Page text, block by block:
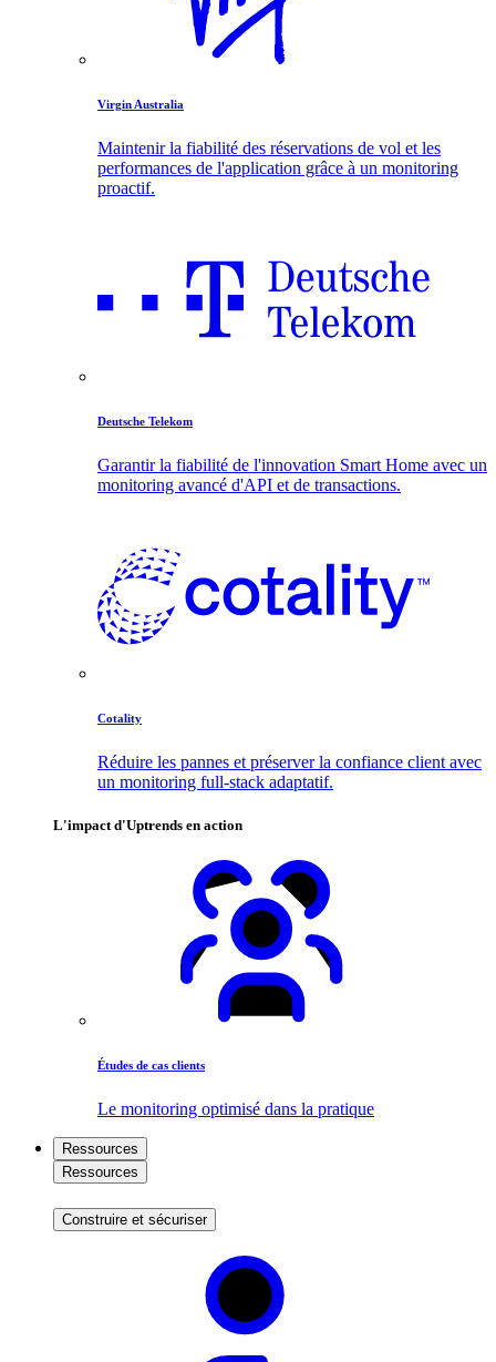
Virgin Australia
Maintenir la fiabilité des réservations de vol et les
performances de l'application grâce à un monitoring
proactif.
Deutsche Telekom
Garantir la fiabilité de l'innovation Smart Home avec un
monitoring avancé d'API et de transactions.
Cotality
Réduire les pannes et préserver la confiance client avec
un monitoring full-stack adaptatif.
L'impact d'Uptrends en action
Études de cas clients
Le monitoring optimisé dans la pratique
Ressources
Ressources
Construire et sécuriser